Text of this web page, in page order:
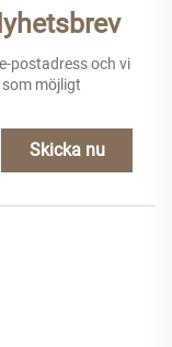
postadress och vi
möjligt
Skicka nu